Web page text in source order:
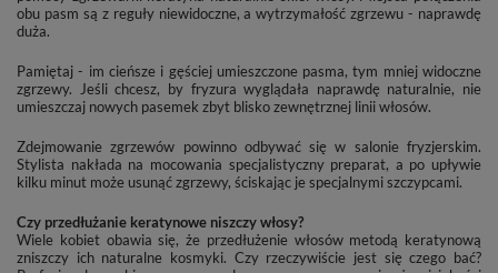
obu pasm są z reguły niewidoczne, a wytrzymałość zgrzewu - naprawdę
duża.
Pamiętaj - im cieńsze i gęściej umieszczone pasma, tym mniej widoczne
zgrzewy. Jeśli chcesz, by fryzura wyglądała naprawdę naturalnie, nie
umieszczaj nowych pasemek zbyt blisko zewnętrznej linii włosów.
Zdejmowanie zgrzewów powinno odbywać się w salonie fryzjerskim.
Stylista nakłada na mocowania specjalistyczny preparat, a po upływie
kilku minut może usunąć zgrzewy, ściskając je specjalnymi szczypcami.
Czy przedłużanie keratynowe niszczy włosy?
Wiele kobiet obawia się, że przedłużenie włosów metodą keratynową
zniszczy ich naturalne kosmyki. Czy rzeczywiście jest się czego bać?